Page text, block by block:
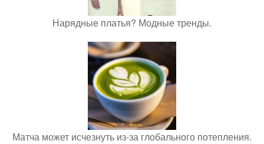
Нарядные платья? Модные тренды.
Матча может исчезнуть из-за глобального потепления.